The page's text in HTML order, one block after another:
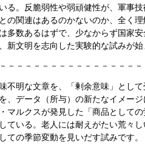
る。反脆弱性や弱頑健性が、軍事
の関連はあるのかないのか、全く
多数あるはずで、少なからず国家
新文明を志向した実験的な試みが始
－－－－－－－－－－－－－－－
不明な文章を、「剰余意味」とし
、データ（所与）の新たなイメー
マルクスが発見した「商品として
ている。老人には耐えがたい荒々
ての季節変動を見いだす試みです。